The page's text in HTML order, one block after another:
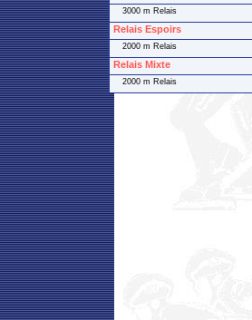
3000 m Relais
Relais Espoirs
2000 m Relais
Relais Mixte
2000 m Relais